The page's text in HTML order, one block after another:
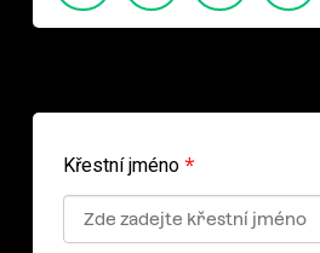
Křestní jméno *